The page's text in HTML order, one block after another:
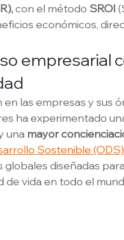
con el método SROI
económicos,
empresarial
en las empresas y sus
ha experimentado
una mayor
Sostenible
globales diseñadas
de vida en todo el